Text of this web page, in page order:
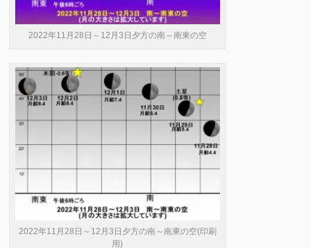
2022年11月28日～12月3日夕方の南～南東の空
2022年11月28日～12月3日夕方の南～南東の空(印刷
用)